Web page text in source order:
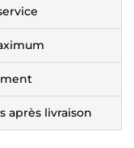
après livraison